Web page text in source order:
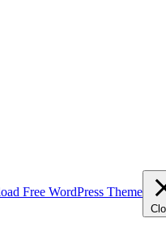
Free WordPress Theme